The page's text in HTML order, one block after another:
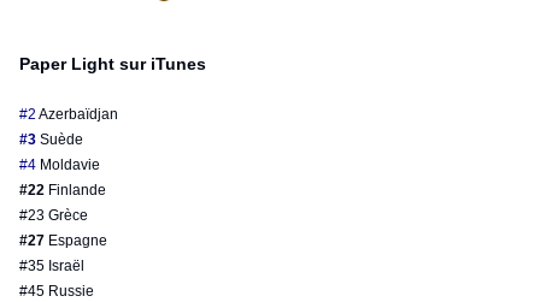
Paper Light sur iTunes
#2 Azerbaïdjan
#3 Suède
#4 Moldavie
#22 Finlande
#23 Grèce
#27 Espagne
#35 Israël
#45 Russie